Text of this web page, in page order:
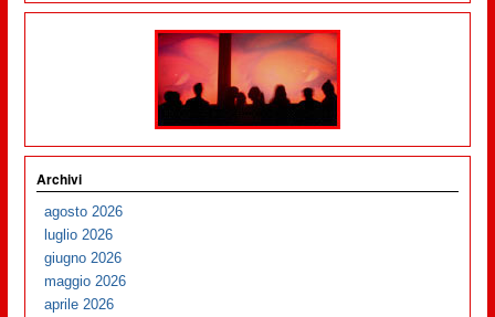
Archivi
agosto 2026
luglio 2026
giugno 2026
maggio 2026
aprile 2026